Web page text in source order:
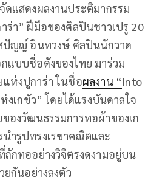
ดแสดงผลงานประติมากรรม
ร่า” ฝีมือของศิลปินชาวเปรู 20
ปัญญ์ อินทวงษ์ ศิลปินนักวาด
แบบชื่อดังของไทย มาร่วม
ห่งปูการ่า ในชื่อผลงาน “Into
งเกชัว” โดยได้แรงบันดาลใจ
องวัฒนธรรมการทอผ้าของเก
ำรูปทรงเรขาคณิตและ
ถักทออย่างวิจิตรงดงามอยู่บน
ยกันอย่างลงตัว